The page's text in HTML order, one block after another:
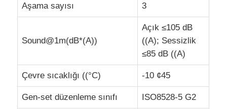
Aşama sayısı 3
Sound@1m(dB*(A))
Açık ≤105 dB
((A); Sessizlik
≤85 dB ((A)
Çevre sıcaklığı ((°C) -10 ¢45
Gen-set düzenleme sınıfı ISO8528-5 G2